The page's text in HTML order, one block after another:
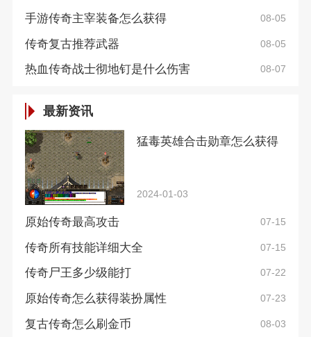
手游传奇主宰装备怎么获得 08-05
传奇复古推荐武器 08-05
热血传奇战士彻地钉是什么伤害 08-07
最新资讯
猛毒英雄合击勋章怎么获得
2024-01-03
原始传奇最高攻击 07-15
传奇所有技能详细大全 07-15
传奇尸王多少级能打 07-22
原始传奇怎么获得装扮属性 07-23
复古传奇怎么刷金币 08-03